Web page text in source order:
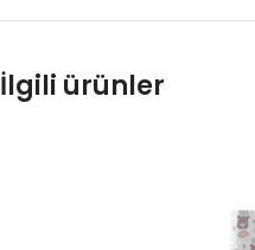
İlgili ürünler